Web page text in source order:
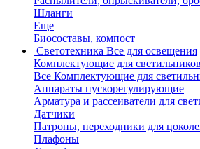
Шланги
Еще
Биосоставы, компост
Светотехника Все для освещения
Комплектующие для светильников
Все Комплектующие для
Аппараты пускорегулирующие
Арматура и рассеиватели для
Датчики
Патроны, переходники для
Плафоны